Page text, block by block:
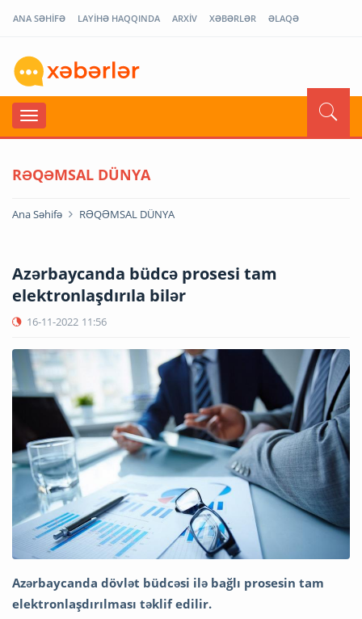
ANA SƏHİFƏ LAYİHƏ HAQQINDA ARXİV XƏBƏRLƏR ƏLAQƏ
RƏQƏMSAL DÜNYA
Ana Səhifə RƏQƏMSAL DÜNYA
Azərbaycanda büdcə prosesi tam
elektronlaşdırıla bilər
16-11-2022 11:56
Azərbaycanda dövlət büdcəsi ilə bağlı prosesin tam
elektronlaşdırılması təklif edilir.